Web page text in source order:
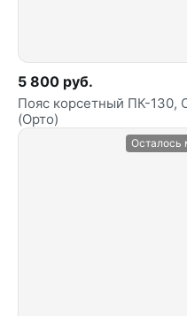
5 800 руб.
Пояс корсетный ПК-130,
(Орто)
Осталось